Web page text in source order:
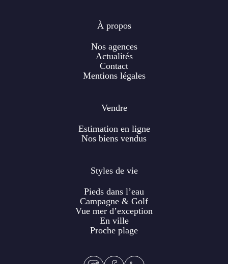
À propos
Nos agences
Actualités
Contact
Mentions légales
Vendre
Estimation en ligne
Nos biens vendus
Styles de vie
Pieds dans l’eau
Campagne & Golf
Vue mer d’exception
En ville
Proche plage